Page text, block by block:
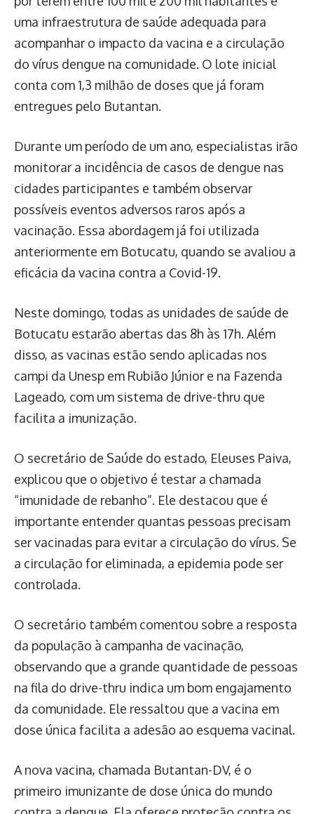
uma infraestrutura de saúde adequada para
acompanhar o impacto da vacina e a circulação
do vírus dengue na comunidade. O lote inicial
conta com 1,3 milhão de doses que já foram
entregues pelo Butantan.
Durante um período de um ano, especialistas irão
monitorar a incidência de casos de dengue nas
cidades participantes e também observar
possíveis eventos adversos raros após a
vacinação. Essa abordagem já foi utilizada
anteriormente em Botucatu, quando se avaliou a
eficácia da vacina contra a Covid-19.
Neste domingo, todas as unidades de saúde de
Botucatu estarão abertas das 8h às 17h. Além
disso, as vacinas estão sendo aplicadas nos
campi da Unesp em Rubião Júnior e na Fazenda
Lageado, com um sistema de drive-thru que
facilita a imunização.
O secretário de Saúde do estado, Eleuses Paiva,
explicou que o objetivo é testar a chamada
“imunidade de rebanho”. Ele destacou que é
importante entender quantas pessoas precisam
ser vacinadas para evitar a circulação do vírus. Se
a circulação for eliminada, a epidemia pode ser
controlada.
O secretário também comentou sobre a resposta
da população à campanha de vacinação,
observando que a grande quantidade de pessoas
na fila do drive-thru indica um bom engajamento
da comunidade. Ele ressaltou que a vacina em
dose única facilita a adesão ao esquema vacinal.
A nova vacina, chamada Butantan-DV, é o
primeiro imunizante de dose única do mundo